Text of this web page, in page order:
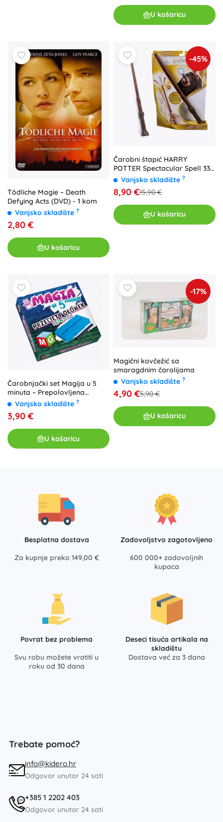
U košaricu
Tödliche Magie – Death
Defying Acts (DVD) - 1 kom
Vanjsko skladište ?
2,80 €
U košaricu
-45%
Čarobni štapić HARRY
POTTER Spectacular Spell 33
cm sa zvukom
Vanjsko skladište ?
8,90 €15,90 €
U košaricu
Čarobnjački set Magija u 5
minuta – Prepolovljena
olovka
Vanjsko skladište ?
3,90 €
U košaricu
-17%
Magični kovčežić sa
smaragdnim čarolijama
Vanjsko skladište ?
4,90 €5,90 €
U košaricu
Besplatna dostava
Za kupnje preko 149,00 €
Zadovoljstvo zagotovljeno
600 000+ zadovoljnih
kupaca
Povrat bez problema
Svu robu možete vratiti u
roku od 30 dana
Deseci tisuća artikala na
skladištu
Dostava već za 3 dana
Trebate pomoć?
info@kidero.hr
Odgovor unutar 24 sati
+385 1 2202 403
Odgovor unutar 24 sati